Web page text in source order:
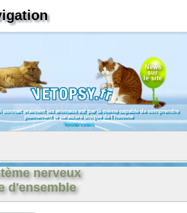
News
sur
le site
connait vraiment les animaux est par là même capable de comprendre
pleinement le caractère unique de l'homme
Konrad Lorenz
nerveux
d'ensemble